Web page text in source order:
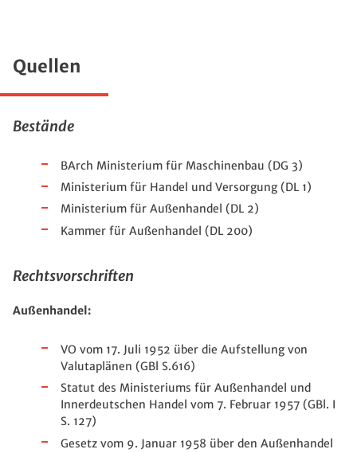
Quellen
Bestände
BArch Ministerium für Maschinenbau (DG 3)
Ministerium für Handel und Versorgung (DL 1)
Ministerium für Außenhandel (DL 2)
Kammer für Außenhandel (DL 200)
Rechtsvorschriften
Außenhandel:
VO vom 17. Juli 1952 über die Aufstellung von
Valutaplänen (GBl S.616)
Statut des Ministeriums für Außenhandel und
Innerdeutschen Handel vom 7. Februar 1957 (GBl. I
S. 127)
Gesetz vom 9. Januar 1958 über den Außenhandel